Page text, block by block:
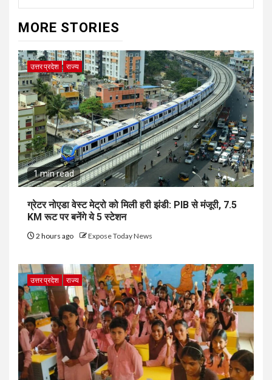
MORE STORIES
उत्तर प्रदेश राज्य
1 min read
ग्रेटर नोएडा वेस्ट मेट्रो को मिली हरी झंडी: PIB से मंजूरी, 7.5
KM रूट पर बनेंगे ये 5 स्टेशन
2 hours ago Expose Today News
उत्तर प्रदेश राज्य